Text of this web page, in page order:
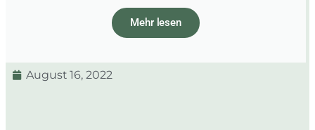
Mehr lesen
August 16, 2022